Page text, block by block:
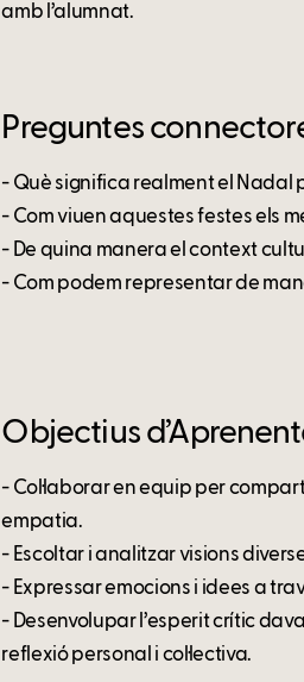
amb l’alumnat.
Preguntes
- Què significa realment el Nadal
- Com viuen aquestes festes els
- De quina manera el context
- Com podem representar de
Objectius
- Col·laborar en equip per
empatia.
- Escoltar i analitzar visions
- Expressar emocions i idees a
- Desenvolupar l’esperit crític
reflexió personal i col·lectiva.